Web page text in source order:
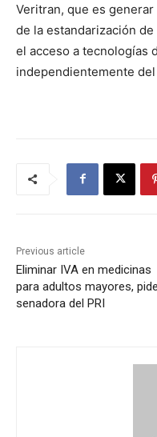
Veritran, que es
de la estandarización
el acceso a tecnologías
independientemente del
Previous article
Eliminar IVA en medicinas
para adultos mayores, pide
senadora del PRI